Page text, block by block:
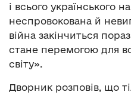
і всього українського
неспровокована й
війна закінчиться
стане перемогою для
світу».
Дворник розповів, що